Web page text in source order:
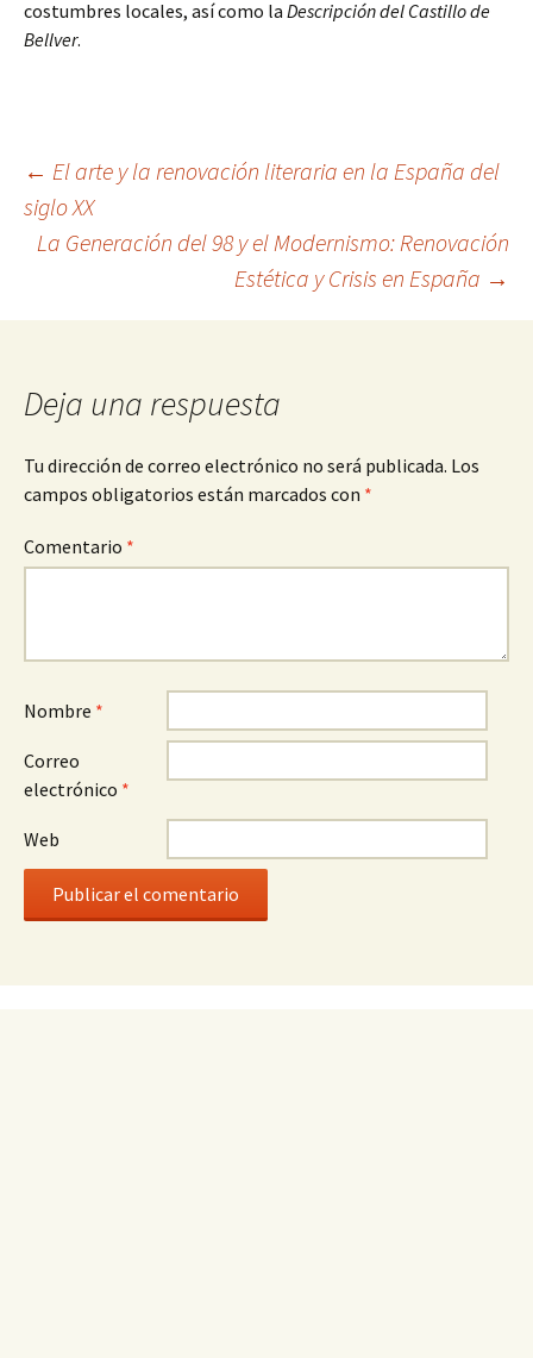
costumbres locales, así como la Descripción del Castillo de
Bellver.
Navegación
de
entradas
← El arte y la renovación literaria en la España del
siglo XX
La Generación del 98 y el Modernismo: Renovación
Estética y Crisis en España →
Deja una respuesta
Tu dirección de correo electrónico no será publicada. Los
campos obligatorios están marcados con *
Comentario *
Nombre *
Correo
electrónico *
Web